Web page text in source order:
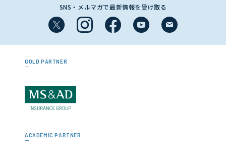
SNS・メルマガで最新情報を受け取る
GOLD PARTNER
ACADEMIC PARTNER